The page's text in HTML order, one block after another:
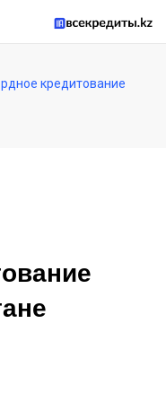
кредитование